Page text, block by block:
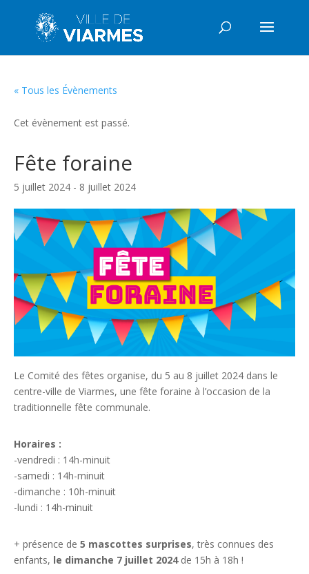
« Tous les Évènements
Cet évènement est passé.
Fête foraine
5 juillet 2024 - 8 juillet 2024
Le Comité des fêtes organise, du 5 au 8 juillet 2024 dans le
centre-ville de Viarmes, une fête foraine à l’occasion de la
traditionnelle fête communale.
Horaires :
-vendredi : 14h-minuit
-samedi : 14h-minuit
-dimanche : 10h-minuit
-lundi : 14h-minuit
+ présence de 5 mascottes surprises, très connues des
enfants, le dimanche 7 juillet 2024de 15h à 18h !